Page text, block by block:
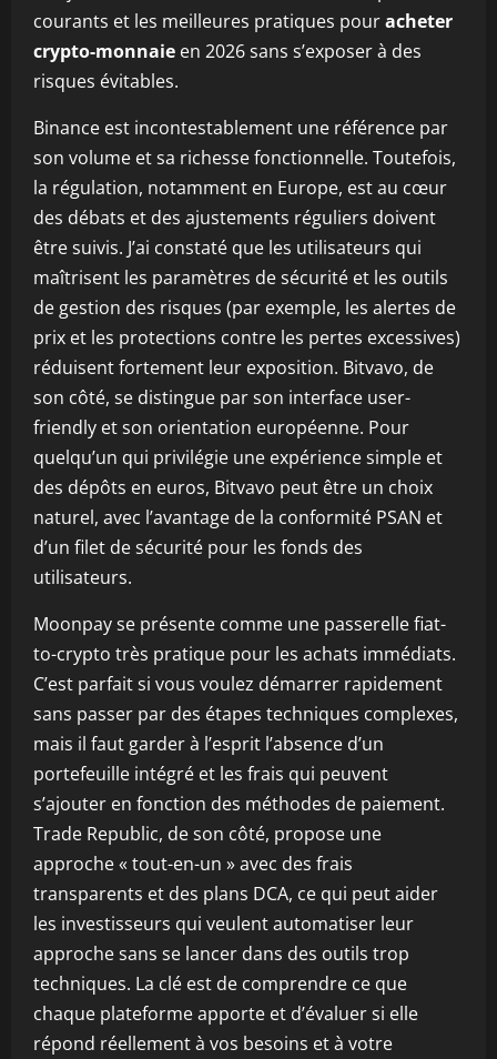
courants et les meilleures pratiques pouracheter
crypto-monnaie en 2026 sans s’exposer à des
risques évitables.
Binance est incontestablement une référence par
son volume et sa richesse fonctionnelle. Toutefois,
la régulation, notamment en Europe, est au cœur
des débats et des ajustements réguliers doivent
être suivis. J’ai constaté que les utilisateurs qui
maîtrisent les paramètres de sécurité et les outils
de gestion des risques (par exemple, les alertes de
prix et les protections contre les pertes excessives)
réduisent fortement leur exposition. Bitvavo, de
son côté, se distingue par son interface user-
friendly et son orientation européenne. Pour
quelqu’un qui privilégie une expérience simple et
des dépôts en euros, Bitvavo peut être un choix
naturel, avec l’avantage de la conformité PSAN et
d’un filet de sécurité pour les fonds des
utilisateurs.
Moonpay se présente comme une passerelle fiat-
to-crypto très pratique pour les achats immédiats.
C’est parfait si vous voulez démarrer rapidement
sans passer par des étapes techniques complexes,
mais il faut garder à l’esprit l’absence d’un
portefeuille intégré et les frais qui peuvent
s’ajouter en fonction des méthodes de paiement.
Trade Republic, de son côté, propose une
approche « tout-en-un » avec des frais
transparents et des plans DCA, ce qui peut aider
les investisseurs qui veulent automatiser leur
approche sans se lancer dans des outils trop
techniques. La clé est de comprendre ce que
chaque plateforme apporte et d’évaluer si elle
répond réellement à vos besoins et à votre